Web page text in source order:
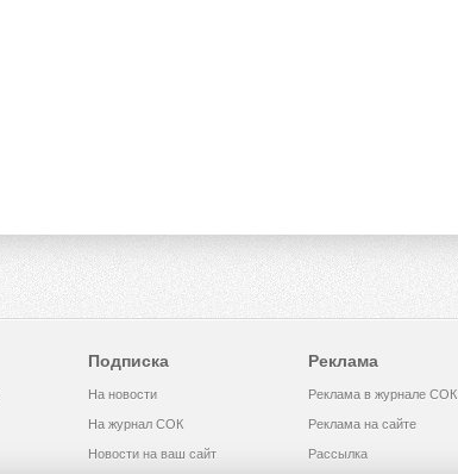
Подписка
На новости
На журнал СОК
Новости на ваш сайт
Реклама
Реклама в журнале СОК
Реклама на сайте
Рассылка